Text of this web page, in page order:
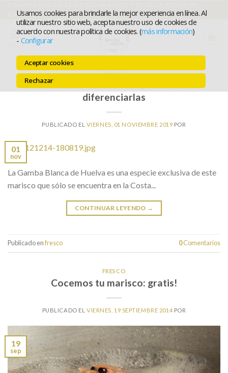
Usamos cookies para brindarle la mejor experiencia en línea. Al
utilizar nuestro sitio web, acepta nuestro uso de cookies de
acuerdo con nuestra política de cookies. (más información)
- Configurar
Aceptar cookies
Rechazar
contenido
ENTREGA
MENÚ
FRESCO
Gambas de Huelva: aprende a
diferenciarlas
PUBLICADO EL VIERNES, 01 NOVIEMBRE 2019 POR
01
nov
La Gamba Blanca de Huelva es una especie exclusiva de este
marisco que sólo se encuentra en la Costa...
CONTINUAR LEYENDO →
Publicado enfresco 0Comentarios
FRESCO
Cocemos tu marisco: gratis!
PUBLICADO EL VIERNES, 19 SEPTIEMBRE 2014 POR
19
sep